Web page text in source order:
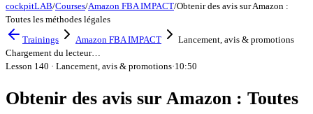
cockpitLAB/Courses/Amazon FBA IMPACT/Obtenir des avis sur Amazon :
Toutes les méthodes légales
Trainings
Amazon FBA IMPACT
Lancement, avis & promotions
Chargement du lecteur…
Lesson 140 · Lancement, avis & promotions·10:50
Obtenir des avis sur Amazon : Toutes